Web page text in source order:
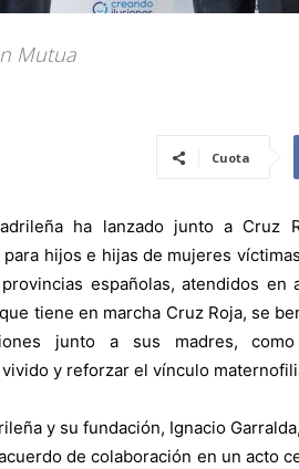
Mutua
Cuota
ha lanzado junto a Cruz
hijos e hijas de mujeres
españolas, atendidos en
tiene en marcha Cruz Roja, se
junto a sus madres,
y reforzar el vínculo
y su fundación, Ignacio
de colaboración en un acto